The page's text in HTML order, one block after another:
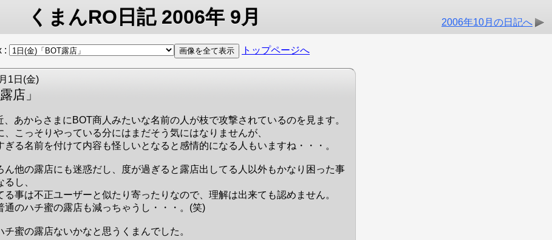
くまんRO日記 2006年 9月
: トップページへ
1日(金)
店」
、あからさまにBOT商人みたいな名前の人が枝で攻撃されているのを見ます。
、こっそりやっている分にはまだそう気にはなりませんが、
ぎる名前を付けて内容も怪しいとなると感情的になる人もいますね・・・。
ん他の露店にも迷惑だし、度が過ぎると露店出してる人以外もかなり困った事
るし、
る事は不正ユーザーと似たり寄ったりなので、理解は出来ても認めません。
通のハチ蜜の露店も減っちゃうし・・・。(笑)
チ蜜の露店ないかなと思うくまんでした。
2006年10月の日記へ